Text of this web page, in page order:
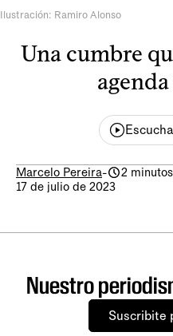
Ilustración: Ramiro Alonso
Una cumbre
Marcelo Pereira-
2
17 de julio de 2023
Nuestro
Suscribite